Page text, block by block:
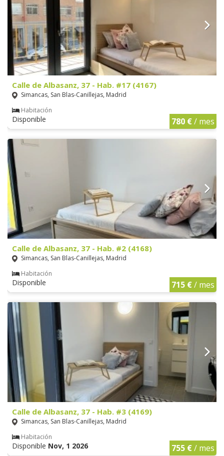
Calle de Albasanz, 37 - Hab. #17 (4167)
Simancas, San Blas-Canillejas, Madrid
Habitación
Disponible 780 €/ mes
Calle de Albasanz, 37 - Hab. #2 (4168)
Simancas, San Blas-Canillejas, Madrid
Habitación
Disponible 715 €/ mes
Calle de Albasanz, 37 - Hab. #3 (4169)
Simancas, San Blas-Canillejas, Madrid
Habitación
Disponible Nov, 1 2026 755 €/ mes